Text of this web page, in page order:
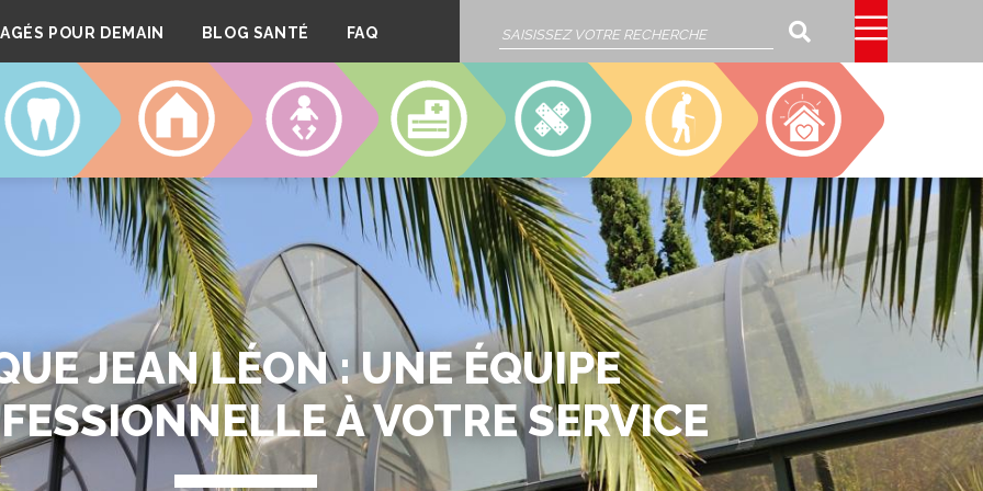
POUR DEMAIN BLOG SANTÉ FAQ Rechercher
DENTAIRE LOGEMENT CRÈCHES CLINIQUE SSIAD EHPAD CAJOU
JEAN LÉON : UNE ÉQUIPE
À VOTRE SERVICE